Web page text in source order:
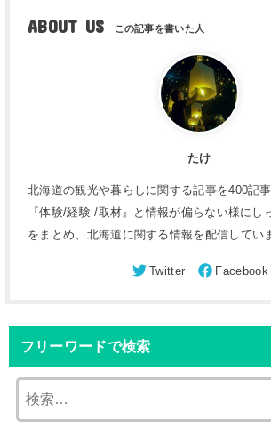
ABOUT US
たけ
北海道の観光や暮らしに関する記事を400記
『体験/経験 /取材』と情報が偏らない様にし
をまとめ、北海道に関する情報を配信してい
フリーワードで検索
索